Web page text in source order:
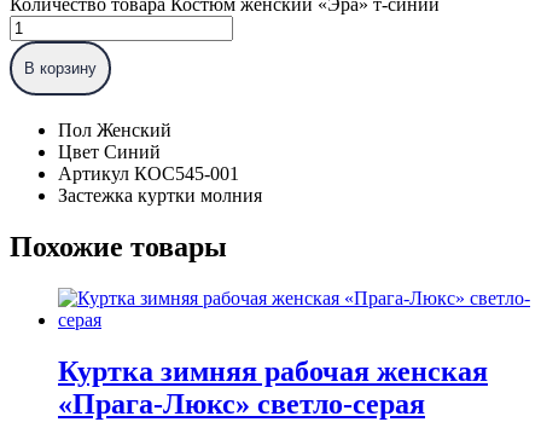
Количество товара Костюм женский «Эра» т-синий
В корзину
Пол Женский
Цвет Синий
Артикул КОС545-001
Застежка куртки молния
Похожие товары
Куртка зимняя рабочая женская
«Прага-Люкс» светло-серая